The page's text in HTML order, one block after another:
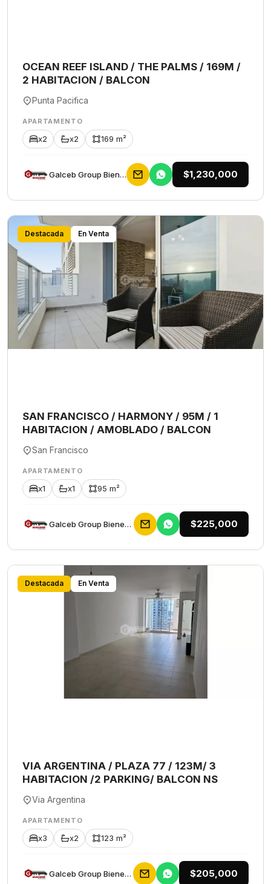
OCEAN REEF ISLAND / THE PALMS / 169M /
2 HABITACION / BALCON
Punta Pacifica
APARTAMENTO
x2 x2 169 m²
Galceb Group Bienes Raices $1,230,000
Destacada En Venta
SAN FRANCISCO / HARMONY / 95M / 1
HABITACION / AMOBLADO / BALCON
San Francisco
APARTAMENTO
x1 x1 95 m²
Galceb Group Bienes Raices $225,000
Destacada En Venta
VIA ARGENTINA / PLAZA 77 / 123M/ 3
HABITACION /2 PARKING/ BALCON NS
Via Argentina
APARTAMENTO
x3 x2 123 m²
Galceb Group Bienes Raices $205,000